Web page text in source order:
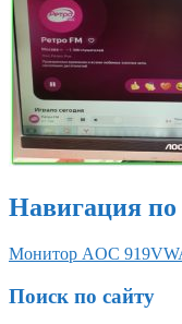
Навигация по
Монитор AOC
Поиск по сайту